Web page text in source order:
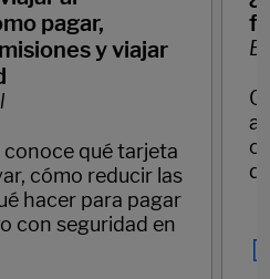
pagar,
y viajar
conoce qué tarjeta
cómo reducir las
hacer para pagar
con seguridad en